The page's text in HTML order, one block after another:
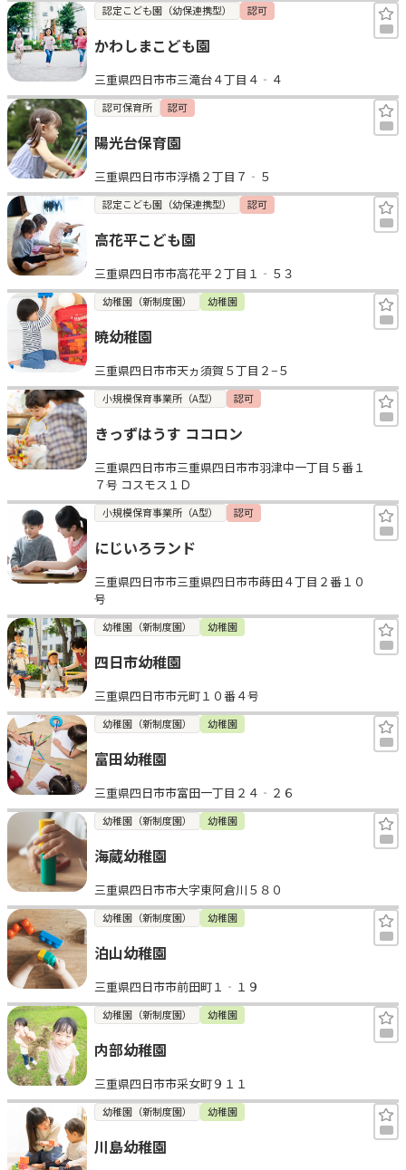
認定こども園（幼保連携型） 認可
かわしまこども園
三重県四日市市三滝台４丁目４‐４
認可保育所 認可
陽光台保育園
三重県四日市市浮橋２丁目７‐５
認定こども園（幼保連携型） 認可
高花平こども園
三重県四日市市高花平２丁目１‐５３
幼稚園（新制度園） 幼稚園
暁幼稚園
三重県四日市市天ヵ須賀５丁目２−５
小規模保育事業所（A型） 認可
きっずはうす ココロン
三重県四日市市三重県四日市市羽津中一丁目５番１
７号 コスモス１Ｄ
小規模保育事業所（A型） 認可
にじいろランド
三重県四日市市三重県四日市市蒔田４丁目２番１０
号
幼稚園（新制度園） 幼稚園
四日市幼稚園
三重県四日市市元町１０番４号
幼稚園（新制度園） 幼稚園
富田幼稚園
三重県四日市市富田一丁目２４‐２６
幼稚園（新制度園） 幼稚園
海蔵幼稚園
三重県四日市市大字東阿倉川５８０
幼稚園（新制度園） 幼稚園
泊山幼稚園
三重県四日市市前田町１‐１９
幼稚園（新制度園） 幼稚園
内部幼稚園
三重県四日市市采女町９１１
幼稚園（新制度園） 幼稚園
川島幼稚園